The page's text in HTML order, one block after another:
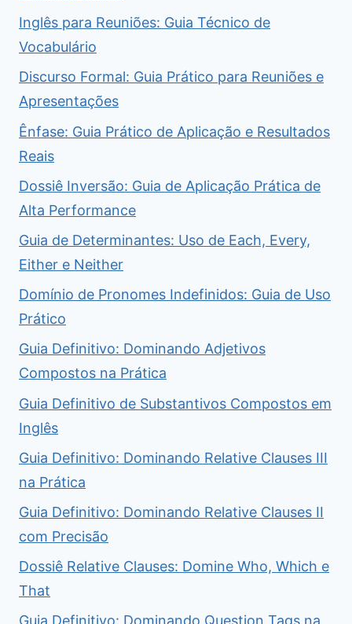
Inglês para Reuniões: Guia Técnico de
Vocabulário
Discurso Formal: Guia Prático para Reuniões e
Apresentações
Ênfase: Guia Prático de Aplicação e Resultados
Reais
Dossiê Inversão: Guia de Aplicação Prática de
Alta Performance
Guia de Determinantes: Uso de Each, Every,
Either e Neither
Domínio de Pronomes Indefinidos: Guia de Uso
Prático
Guia Definitivo: Dominando Adjetivos
Compostos na Prática
Guia Definitivo de Substantivos Compostos em
Inglês
Guia Definitivo: Dominando Relative Clauses III
na Prática
Guia Definitivo: Dominando Relative Clauses II
com Precisão
Dossiê Relative Clauses: Domine Who, Which e
That
Guia Definitivo: Dominando Question Tags na